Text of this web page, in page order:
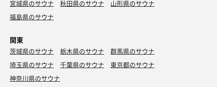
宮城県のサウナ
秋田県のサウナ
山形県のサウナ
福島県のサウナ
関東
茨城県のサウナ 栃木県のサウナ
群馬県のサウナ
埼玉県のサウナ
千葉県のサウナ
東京都のサウナ
神奈川県のサウナ